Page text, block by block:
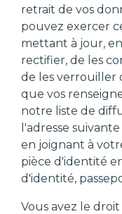
retrait de vos
pouvez exercer
mettant à jour,
rectifier, de les
de les verrouiller
que vos
notre liste de
l'adresse suivante
en joignant à
pièce d'identité
d'identité,
Vous avez le